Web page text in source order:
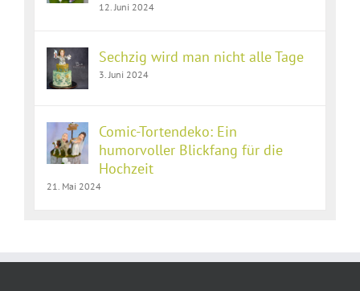
12. Juni 2024
Sechzig wird man nicht alle Tage
3. Juni 2024
Comic-Tortendeko: Ein
humorvoller Blickfang für die
Hochzeit
21. Mai 2024